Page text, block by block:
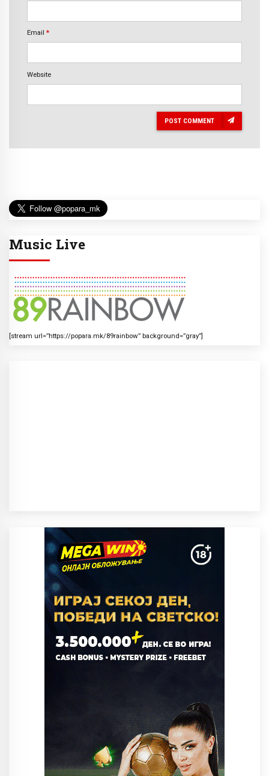
Email *
Website
POST COMMENT
Music Live
[stream url=”https://popara.mk/89rainbow” background=”gray”]